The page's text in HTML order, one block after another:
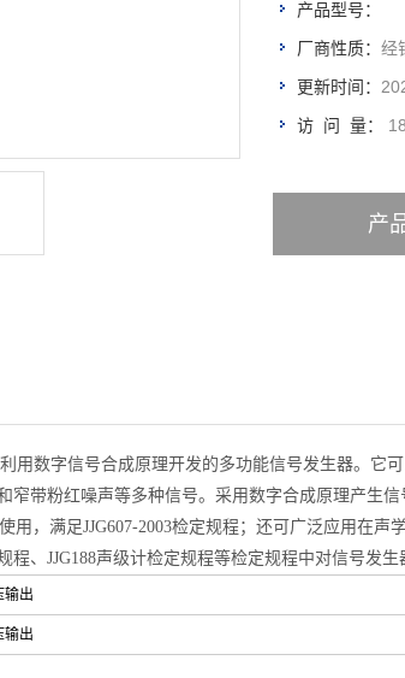
产品型号：
厂商性质： 经
更新时间：
访 问 量：
产
用数字信号合成原理开发的多功能信号发生器。它
窄带粉红噪声等多种信号。采用数字合成原理产生信
，满足JJG607-2003检定规程；还可广泛应用在声
、JJG188声级计检定规程等检定规程中对信号发生
输出
输出